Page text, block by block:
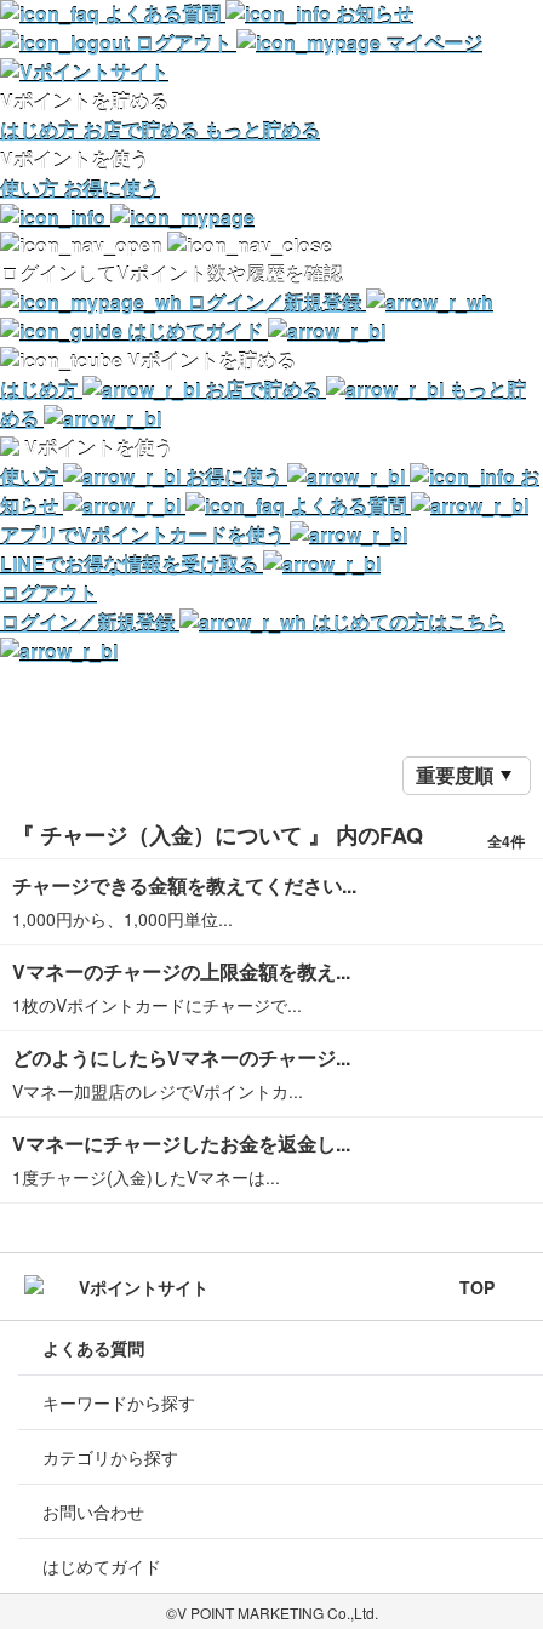
よくある質問
お知らせ
ログアウト
マイページ
Vポイントを貯める
はじめ方 お店で貯める もっと貯める
Vポイントを使う
使い方 お得に使う
ログインしてVポイント数や履歴を確認
ログイン／新規登録
はじめてガイド
Vポイントを貯める
はじめ方
お店で貯める
もっと貯
める
Vポイントを使う
使い方
お得に使う
お
知らせ
よくある質問
アプリでVポイントカードを使う
LINEでお得な情報を受け取る
ログアウト
ログイン／新規登録
はじめての方はこちら
重要度順
『 チャージ（入金）について 』 内のFAQ 全4件
チャージできる金額を教えてください...
1,000円から、1,000円単位...
Vマネーのチャージの上限金額を教え...
1枚のVポイントカードにチャージで...
どのようにしたらVマネーのチャージ...
Vマネー加盟店のレジでVポイントカ...
Vマネーにチャージしたお金を返金し...
1度チャージ(入金)したVマネーは...
TOP
よくある質問
キーワードから探す
カテゴリから探す
お問い合わせ
はじめてガイド
©V POINT MARKETING Co.,Ltd.